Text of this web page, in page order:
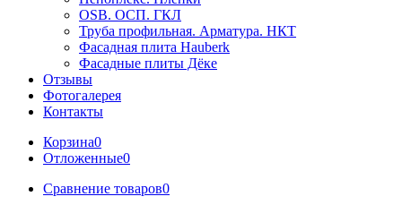
OSB. ОСП. ГКЛ
Труба профильная. Арматура. НКТ
Фасадная плита Hauberk
Фасадные плиты Дёке
Отзывы
Фотогалерея
Контакты
Корзина0
Отложенные0
Сравнение товаров0